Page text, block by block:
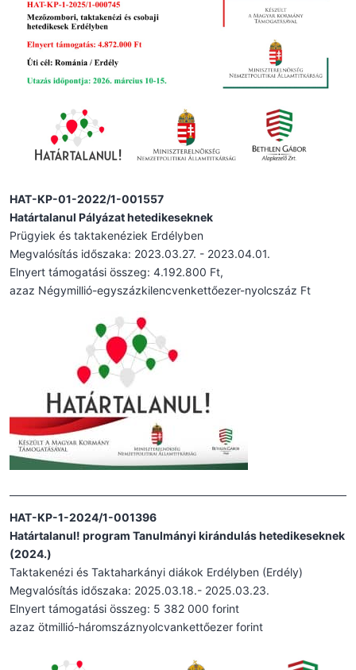
HAT-KP-01-2022/1-001557
Határtalanul Pályázat hetedikeseknek
Prügyiek és taktakenéziek Erdélyben
Megvalósítás időszaka: 2023.03.27. - 2023.04.01.
Elnyert támogatási összeg: 4.192.800 Ft,
azaz Négymillió-egyszázkilencvenkettőezer-nyolcszáz Ft
HAT-KP-1-2024/1-001396
Határtalanul! program Tanulmányi kirándulás hetedikeseknek
(2024.)
Taktakenézi és Taktaharkányi diákok Erdélyben (Erdély)
Megvalósítás időszaka: 2025.03.18.- 2025.03.23.
Elnyert támogatási összeg: 5 382 000 forint
azaz ötmillió-háromszáznyolcvankettőezer forint